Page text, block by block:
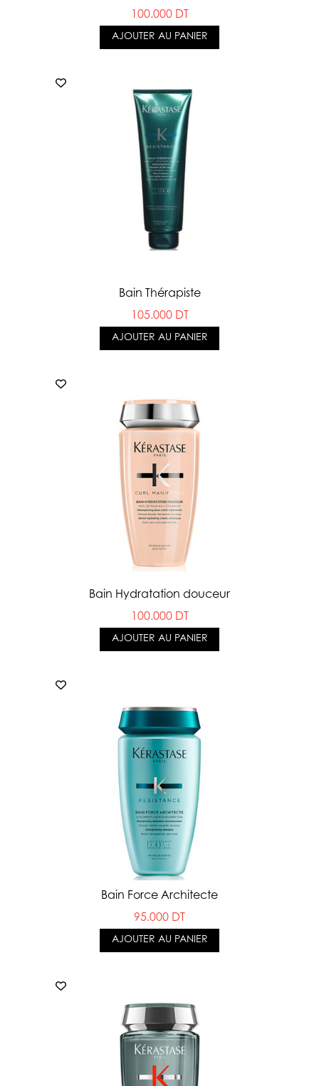
100.000 DT
AJOUTER AU PANIER
Bain Thérapiste
105.000 DT
AJOUTER AU PANIER
Bain Hydratation douceur
100.000 DT
AJOUTER AU PANIER
Bain Force Architecte
95.000 DT
AJOUTER AU PANIER